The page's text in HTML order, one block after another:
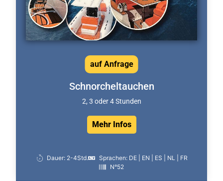
Schnorcheltauchen
2, 3 oder 4 Stunden
Mehr Infos
auf Anfrage
Dauer: 2-4Std.
Sprachen: DE | EN | ES | NL | FR
N°52